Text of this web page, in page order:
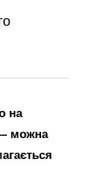
на
можна